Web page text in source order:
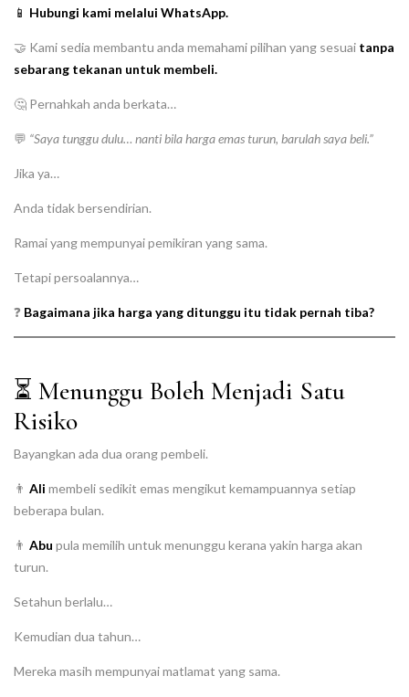
📱 Hubungi kami melalui WhatsApp.
🤝 Kami sedia membantu anda memahami pilihan yang sesuai tanpa
sebarang tekanan untuk membeli.
🤔 Pernahkah anda berkata…
💬 “Saya tunggu dulu… nanti bila harga emas turun, barulah saya beli.”
Jika ya…
Anda tidak bersendirian.
Ramai yang mempunyai pemikiran yang sama.
Tetapi persoalannya…
❓ Bagaimana jika harga yang ditunggu itu tidak pernah tiba?
⏳ Menunggu Boleh Menjadi Satu
Risiko
Bayangkan ada dua orang pembeli.
👨 Ali membeli sedikit emas mengikut kemampuannya setiap
beberapa bulan.
👨 Abu pula memilih untuk menunggu kerana yakin harga akan
turun.
Setahun berlalu…
Kemudian dua tahun…
Mereka masih mempunyai matlamat yang sama.